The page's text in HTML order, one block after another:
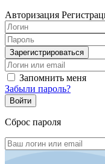
Авторизация
Запомнить меня
Забыли пароль?
Сброс пароля